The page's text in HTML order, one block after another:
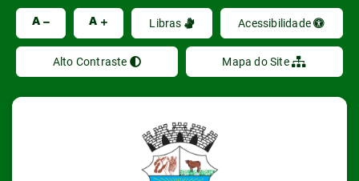
A A Libras Acessibilidade
Alto Contraste Mapa do Site